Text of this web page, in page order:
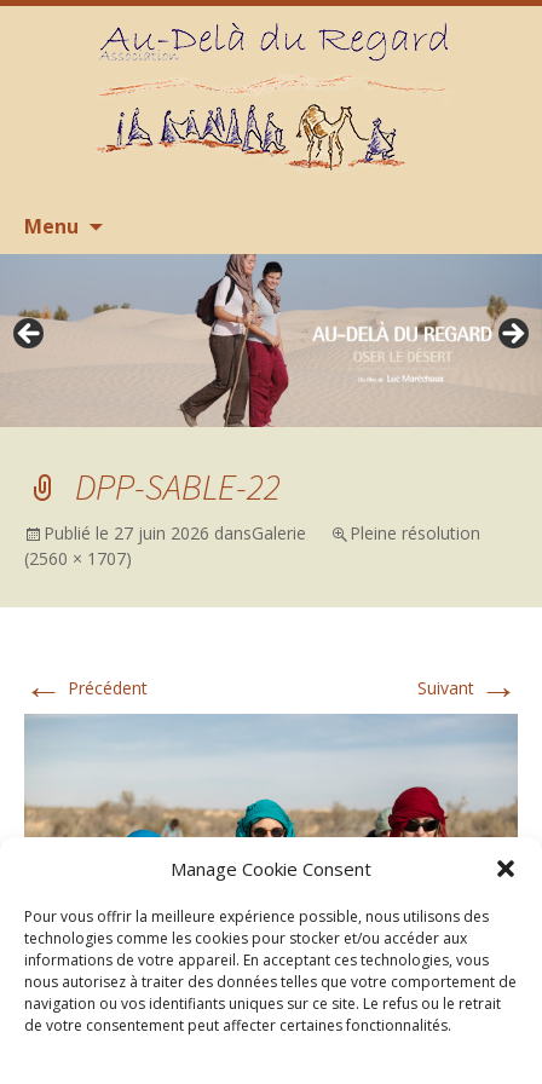
Manage Cookie Consent
Pour vous offrir la meilleure expérience possible, nous utilisons des
technologies comme les cookies pour stocker et/ou accéder aux
informations de votre appareil. En acceptant ces technologies, vous
nous autorisez à traiter des données telles que votre comportement de
navigation ou vos identifiants uniques sur ce site. Le refus ou le retrait
de votre consentement peut affecter certaines fonctionnalités.
Menu
contenu
DPP-SABLE-22
Publié le 27 juin 2026 dansGalerie
Pleine résolution
(2560 × 1707)
← Précédent Suivant →